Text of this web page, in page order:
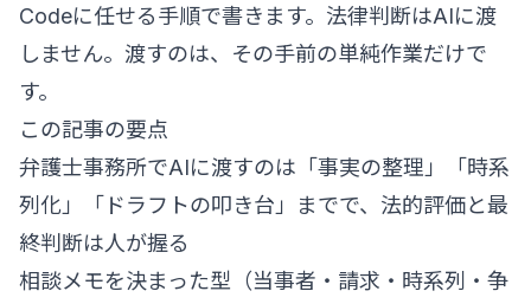
Codeに任せる手順で書きます。法律判断はAIに渡
しません。渡すのは、その手前の単純作業だけで
す。
この記事の要点
弁護士事務所でAIに渡すのは「事実の整理」「時系
列化」「ドラフトの叩き台」までで、法的評価と最
終判断は人が握る
相談メモを決まった型（当事者・請求・時系列・争